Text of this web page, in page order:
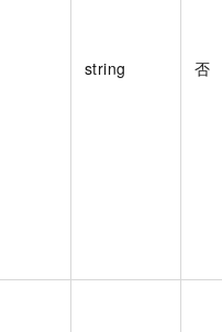
string 否